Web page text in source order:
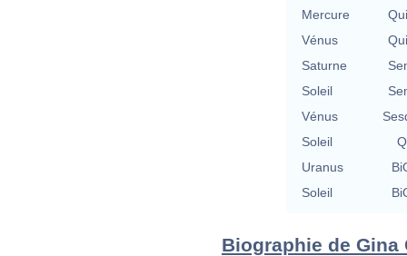
Mercure
Vénus
Saturne
Soleil
Vénus
Soleil
Uranus
Soleil
Biographie de Gina